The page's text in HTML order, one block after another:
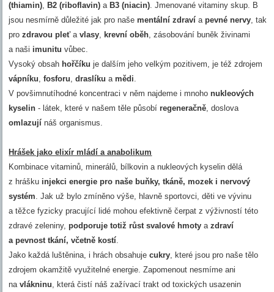
(thiamin), B2 (riboflavin) a B3 (niacin). Jmenované vitaminy skup. B
jsou nesmírně důležité jak pro našementální zdraví apevné nervy, tak
prozdravou pleťavlasy, krevní oběh, zásobování buněk živinami
a naši imunitu vůbec.
Vysoký obsah hořčíku je dalším jeho velkým pozitivem, je též zdrojem
vápníku,fosforu,draslíku amědi.
V povšimnutíhodné koncentraci v něm najdeme i mnohonukleových
kyselin - látek, které v našem těle působíregeneračně, doslova
omlazují náš organismus.
Hrášek jako elixír mládí a anabolikum
Kombinace vitaminů, minerálů, bílkovin a nukleových kyselin dělá
z hrášku injekci energie pro naše buňky, tkáně, mozek i nervový
systém. Jak už bylo zmíněno výše, hlavně sportovci, děti ve vývinu
a těžce fyzicky pracující lidé mohou efektivně čerpat z výživností této
zdravé zeleniny,podporuje totiž růst svalové hmoty azdraví
a pevnost tkání, včetně kostí.
Jako každá luštěnina, i hrách obsahujecukry, které jsou pro naše tělo
zdrojem okamžitě využitelné energie. Zapomenout nesmíme ani
navlákninu, která čistí náš zažívací trakt od toxických usazenin